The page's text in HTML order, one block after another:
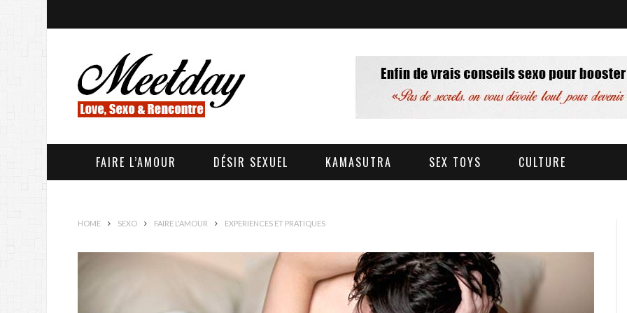
FAIRE L’AMOUR DÉSIR SEXUEL KAMASUTRA SEX TOYS CULTURE
HOME SEXO FAIRE L'AMOUR EXPERIENCES ET PRATIQUES